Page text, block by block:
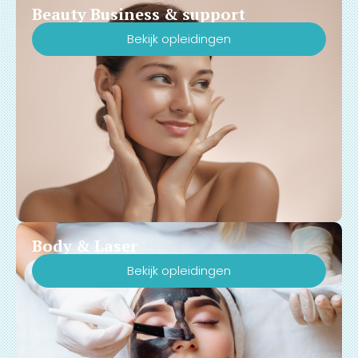
daagse vakopleiding
inclusief officieel certificaat
bij Huidspecialist
Opleidingen!
Beauty Business & support
Bekijk opleidingen
Body & Laser
Bekijk opleidingen